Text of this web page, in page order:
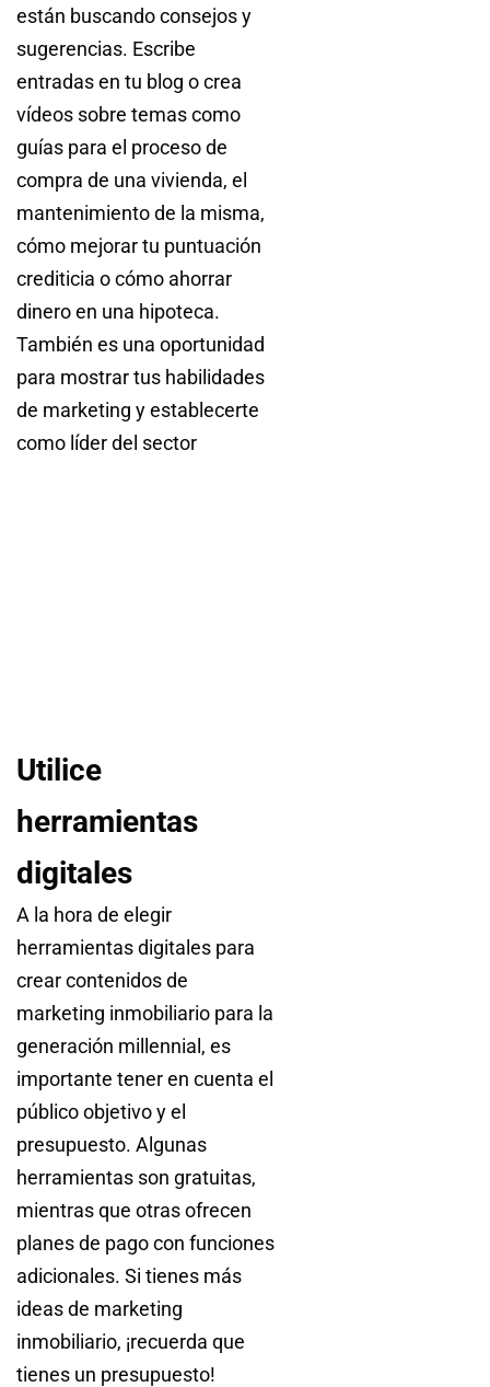
están buscando consejos y
sugerencias. Escribe
entradas en tu blog o crea
vídeos sobre temas como
guías para el proceso de
compra de una vivienda, el
mantenimiento de la misma,
cómo mejorar tu puntuación
crediticia o cómo ahorrar
dinero en una hipoteca.
También es una oportunidad
para mostrar tus habilidades
de marketing y establecerte
como líder del sector
Utilice
herramientas
digitales
A la hora de elegir
herramientas digitales para
crear contenidos de
marketing inmobiliario para la
generación millennial, es
importante tener en cuenta el
público objetivo y el
presupuesto. Algunas
herramientas son gratuitas,
mientras que otras ofrecen
planes de pago con funciones
adicionales. Si tienes más
ideas de marketing
inmobiliario, ¡recuerda que
tienes un presupuesto!